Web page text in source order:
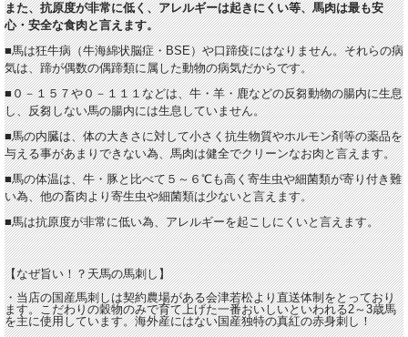
また、抗原度が非常に低く、アレルギーは起きにくい等、馬肉は最も安
心・安全な食肉と言えます。
■馬は狂牛病（牛海綿状脳症・BSE）や口蹄疫にはなりません。それらの病
気は、蹄が偶数の偶蹄類に属した動物の病気だからです。
■０－１５７や０－１１１などは、牛・羊・鹿などの反芻動物の腸内に生息
し、反芻しない馬の腸内には生息していません。
■馬の内臓は、体の大きさに対して小さく抗生物質やホルモン剤等の薬品を
与える事があまりできない為、馬肉は健全でクリーンなお肉と言えます。
■馬の体温は、牛・豚と比べて５～６℃も高く寄生虫や細菌類が寄り付き難
い為、他の畜肉より寄生虫や細菌類は少ないと言えます。
■馬は抗原度が非常に低い為、アレルギーを起こしにくいと言えます。
【なぜ旨い！？天馬の馬刺し】
・当店の国産馬刺しは契約農場がある会津若松より直送体制をとっており
ます。こだわりの穀物のみで育て上げた一番おいしいといわれる2～3歳馬
を主に使用しています。海外産にはない国産独特の真紅の赤身刺し！